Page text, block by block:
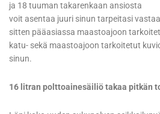
ja 18 tuuman takarenkaan ansiosta
voit asentaa juuri sinun tarpeitasi
sitten pääasiassa maastoajoon
katu- sekä maastoajoon tarkoitetut
sinun.
16 litran polttoainesäiliö takaa pitkän